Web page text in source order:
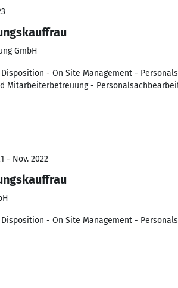
GmbH
- On Site Management -
Mitarbeiterbetreuung -
- Nov. 2022
- On Site Management -